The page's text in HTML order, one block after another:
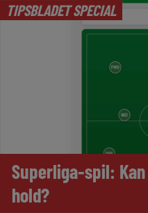
TIPSBLADET SPECIAL
Superliga-spil:
hold?